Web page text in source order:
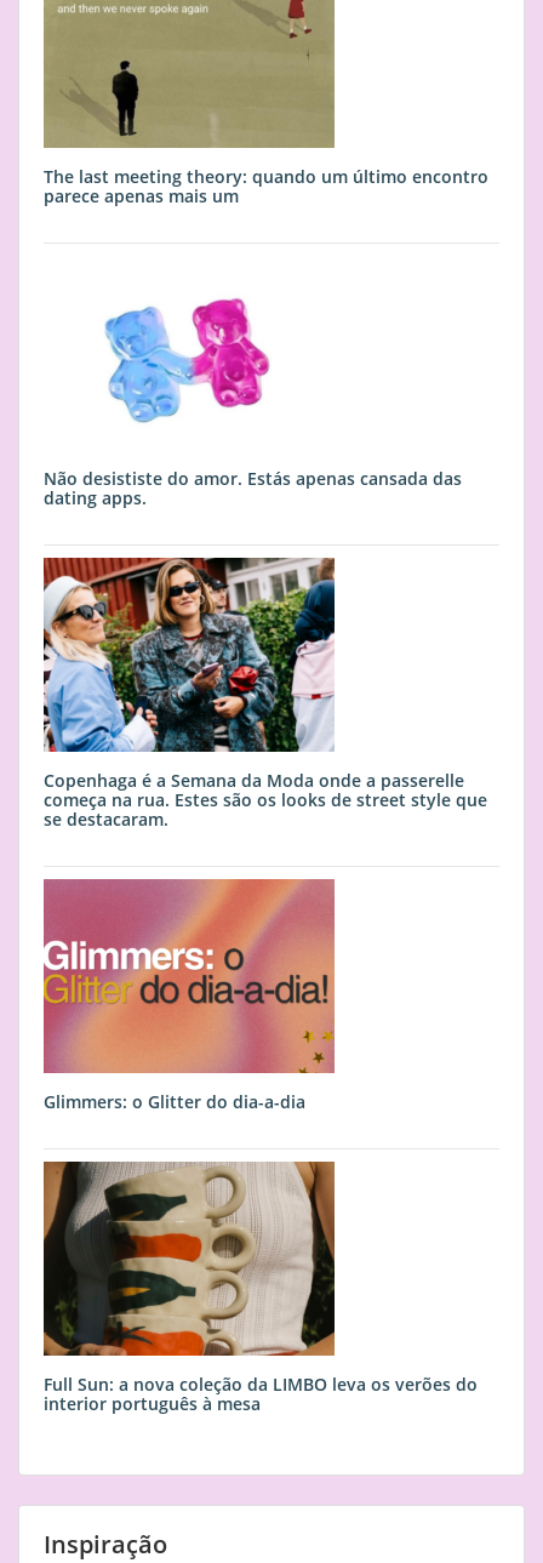
The last meeting theory: quando um último encontro
parece apenas mais um
Não desististe do amor. Estás apenas cansada das
dating apps.
Copenhaga é a Semana da Moda onde a passerelle
começa na rua. Estes são os looks de street style que
se destacaram.
Glimmers: o Glitter do dia-a-dia
Full Sun: a nova coleção da LIMBO leva os verões do
interior português à mesa
Inspiração